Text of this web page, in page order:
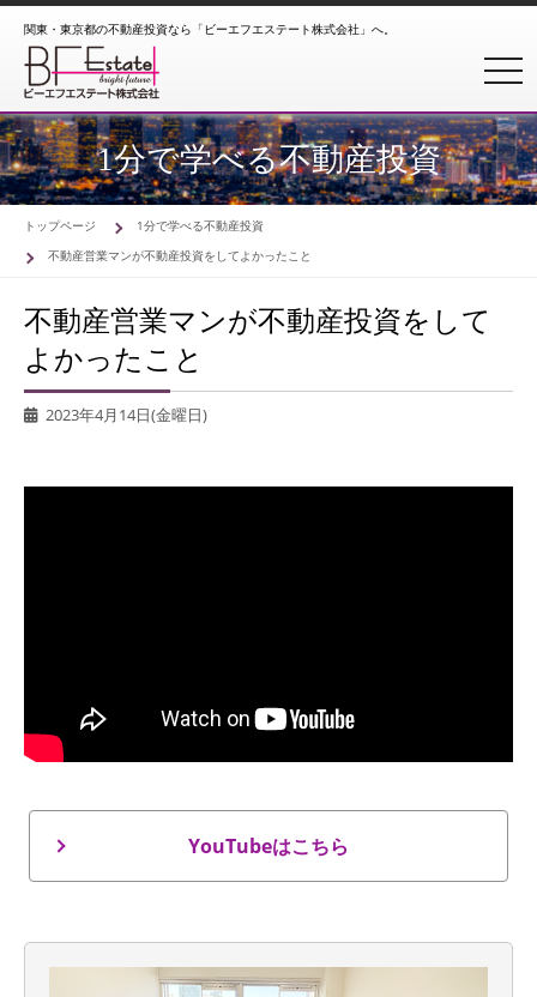
関東・東京都の不動産投資なら「ビーエフエステート株式会社」へ。
1分で学べる不動産投資
トップページ
1分で学べる不動産投資
不動産営業マンが不動産投資をしてよかったこと
不動産営業マンが不動産投資をして
よかったこと
2023年4月14日(金曜日)
YouTubeはこちら